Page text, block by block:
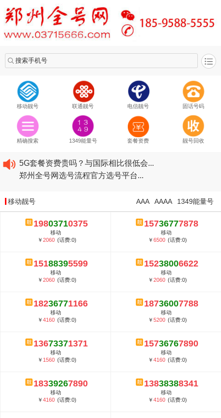
搜索手机号
移动靓号 联通靓号 电信靓号 固话号码
精确搜索 1349能量号 套餐资费 靓号回收
2020​移动最新套餐资费...
2020​联通最新套餐资费...
5G套餐资费贵吗？与国际相比很低会...
郑州全号网选号流程官方选号平台...
2020​联通最新套餐资费...
2020​电信最新套餐资费...
5G套餐资费贵吗？与国际相比很低会...
郑州全号网选号流程官方选号平台...
移动靓号 1349能量号
AAAA
AAA
19803710375
移动
￥2060 (话费:0)
15736777878
移动
￥6500 (话费:0)
15188395599
移动
￥2060 (话费:0)
15238006622
移动
￥2060 (话费:0)
18236771166
移动
￥4160 (话费:0)
18736007788
移动
￥5200 (话费:0)
13673371371
移动
￥ 1560 (话费:0)
15736767890
移动
￥4160 (话费:0)
18339267890
移动
￥4160 (话费:0)
13838388341
移动
￥4160 (话费:0)